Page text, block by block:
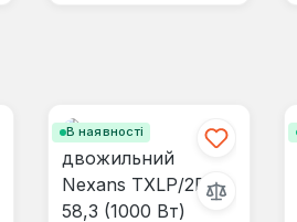
В наявності